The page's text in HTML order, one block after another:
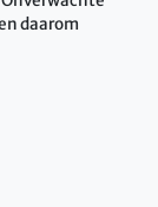
daarom